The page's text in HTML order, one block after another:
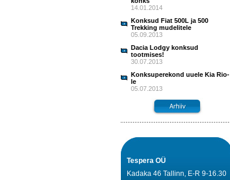
14.01.2014
Konksud Fiat 500L ja 500
Trekking mudelitele
05.09.2013
Dacia Lodgy konksud
tootmises!
30.07.2013
Konksuperekond uuele Kia Rio-
le
05.07.2013
Tespera OÜ
Kadaka 46 Tallinn, E-R 9-16.30